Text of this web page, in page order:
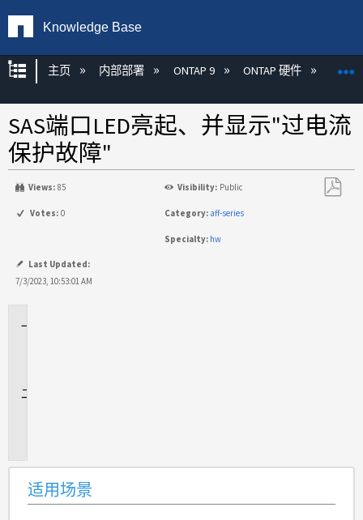
Knowledge Base
扩展/隐缩全局层次
主页 内部部署 ONTAP 9 ONTAP 硬件
SAS端口LED亮起、并显示"过电流
保护故障"
Views: 85 Visibility: Public
Votes: 0 Category: aff-series
Specialty: hw
Last Updated:
7/3/2023, 10:53:01 AM
适用场景